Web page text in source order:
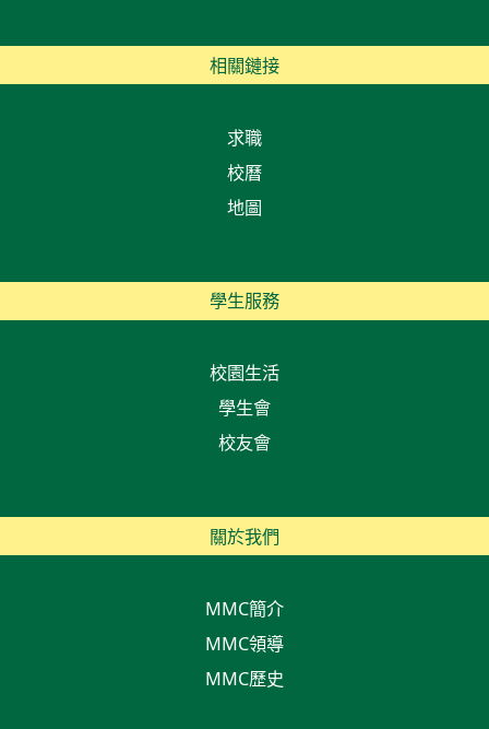
相關鏈接
求職
校曆
地圖
學生服務
校園生活
學生會
校友會
關於我們
MMC簡介
MMC領導
MMC歷史